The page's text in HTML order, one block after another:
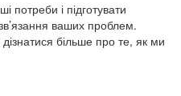
потреби і підготувати
ваших проблем.
більше про те, як ми